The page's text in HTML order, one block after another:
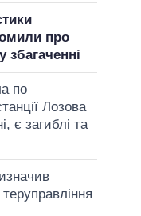
про
збагаченні
по
Лозова
є загиблі та